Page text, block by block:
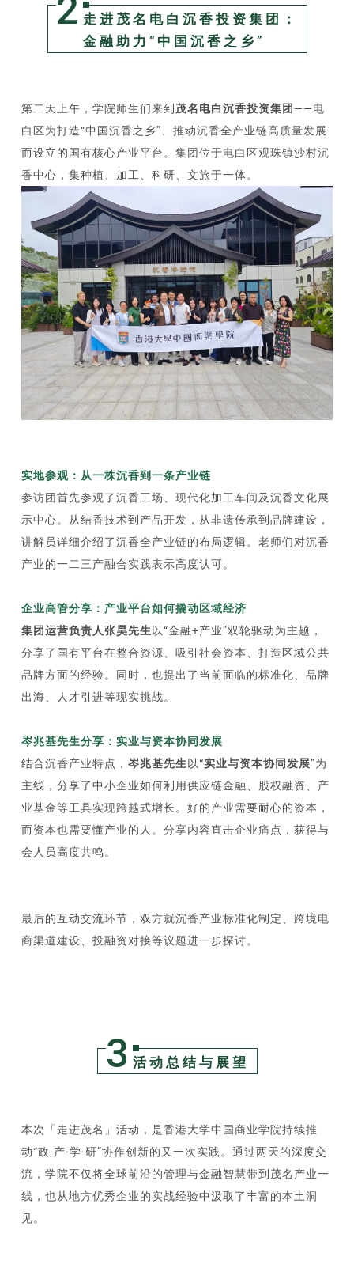
2 走进茂名电白沉香投资集团：
金融助力“中国沉香之乡”
第二天上午，学院师生们来到 茂名电白沉香投资集团 ——电
白区为打造“中国沉香之乡”、推动沉香全产业链高质量发展
而设立的国有核心产业平台。集团位于电白区观珠镇沙村沉
香中心，集种植、加工、科研、文旅于一体。
实地参观：从一株沉香到一条产业链
参访团首先参观了沉香工场、现代化加工车间及沉香文化展
示中心。从结香技术到产品开发，从非遗传承到品牌建设，
讲解员详细介绍了沉香全产业链的布局逻辑。老师们对沉香
产业的一二三产融合实践表示高度认可。
企业高管分享：产业平台如何撬动区域经济
集团运营负责人张昊先生 以“金融+产业”双轮驱动为主题，
分享了国有平台在整合资源、吸引社会资本、打造区域公共
品牌方面的经验。同时，也提出了当前面临的标准化、品牌
出海、人才引进等现实挑战。
岑兆基先生分享：实业与资本协同发展
结合沉香产业特点， 岑兆基先生 以“实业与资本协同发展”为
主线，分享了中小企业如何利用供应链金融、股权融资、产
业基金等工具实现跨越式增长。好的产业需要耐心的资本，
而资本也需要懂产业的人。分享内容直击企业痛点，获得与
会人员高度共鸣。
最后的互动交流环节，双方就沉香产业标准化制定、跨境电
商渠道建设、投融资对接等议题进一步探讨。
3 活动总结与展望
本次「走进茂名」活动，是香港大学中国商业学院持续推
动“政·产·学·研”协作创新的又一次实践。通过两天的深度交
流，学院不仅将全球前沿的管理与金融智慧带到茂名产业一
线，也从地方优秀企业的实战经验中汲取了丰富的本土洞
见。